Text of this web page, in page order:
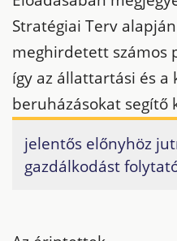
Stratégiai Terv
meghirdetett számos
így az állattartási és a
beruházásokat segítő
jelentős előnyhöz
gazdálkodást